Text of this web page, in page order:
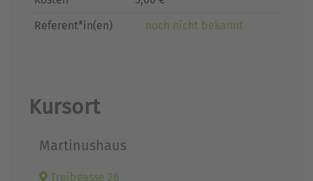
Referent*in(en)
noch nicht bekannt
Kursort
Martinushaus
Treibgasse 26